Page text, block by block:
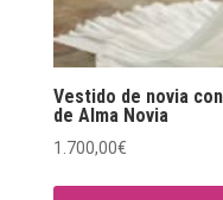
Vestido de novia
de Alma Novia
1.700,00€